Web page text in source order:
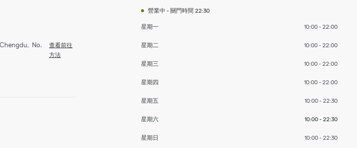
Chengdu
No.
查看前往
方法
營業中 - 關門時間 22:30
當週的日次 營業時間
星期一 10:00-
至
22:00
星期二 10:00-
至
22:00
星期三 10:00-
至
22:00
星期四 10:00-
至
22:00
星期五 10:00-
至
22:30
星期六 10:00-
至
22:30
星期日 10:00-
至
22:30